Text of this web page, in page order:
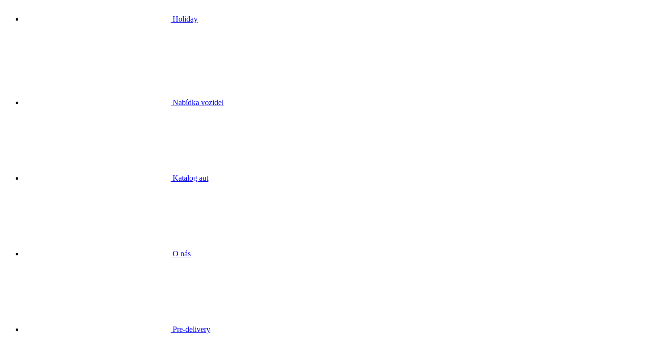
Holiday
Nabídka vozidel
Katalog aut
O nás
Pre-delivery